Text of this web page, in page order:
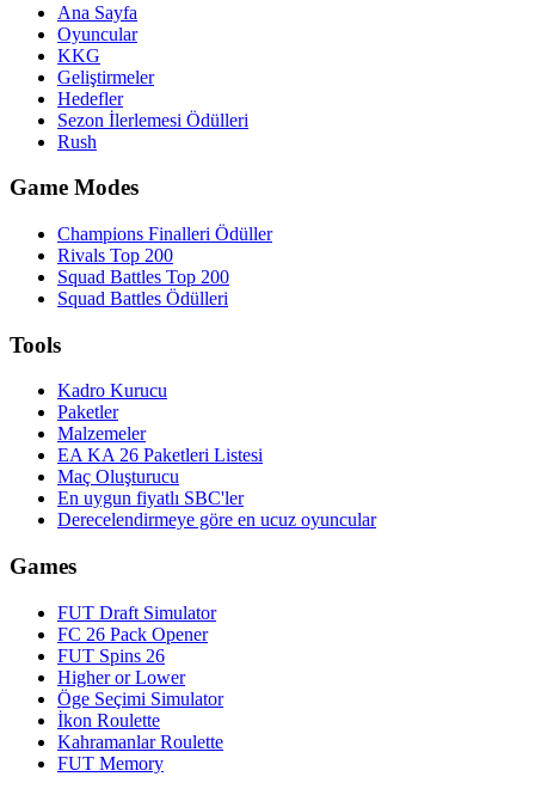
Ana Sayfa
Oyuncular
KKG
Geliştirmeler
Hedefler
Sezon İlerlemesi Ödülleri
Rush
Game Modes
Champions Finalleri Ödüller
Rivals Top 200
Squad Battles Top 200
Squad Battles Ödülleri
Tools
Kadro Kurucu
Paketler
Malzemeler
EA KA 26 Paketleri Listesi
Maç Oluşturucu
En uygun fiyatlı SBC'ler
Derecelendirmeye göre en ucuz oyuncular
Games
FUT Draft Simulator
FC 26 Pack Opener
FUT Spins 26
Higher or Lower
Öge Seçimi Simulator
İkon Roulette
Kahramanlar Roulette
FUT Memory